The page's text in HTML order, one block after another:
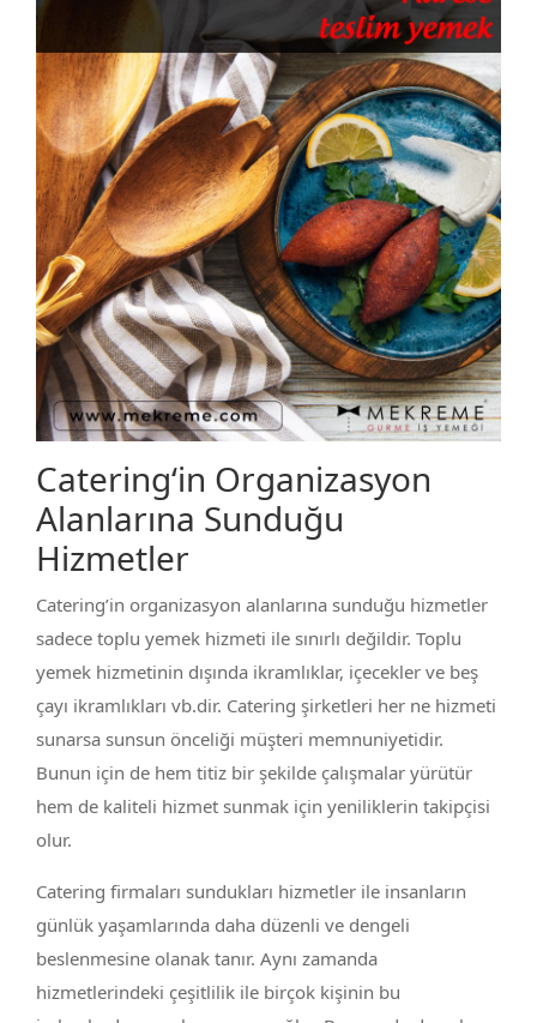
Catering‘in Organizasyon
Alanlarına Sunduğu
Hizmetler
Catering’in organizasyon alanlarına sunduğu hizmetler
sadece toplu yemek hizmeti ile sınırlı değildir. Toplu
yemek hizmetinin dışında ikramlıklar, içecekler ve beş
çayı ikramlıkları vb.dir. Catering şirketleri her ne hizmeti
sunarsa sunsun önceliği müşteri memnuniyetidir.
Bunun için de hem titiz bir şekilde çalışmalar yürütür
hem de kaliteli hizmet sunmak için yeniliklerin takipçisi
olur.
Catering firmaları sundukları hizmetler ile insanların
günlük yaşamlarında daha düzenli ve dengeli
beslenmesine olanak tanır. Aynı zamanda
hizmetlerindeki çeşitlilik ile birçok kişinin bu